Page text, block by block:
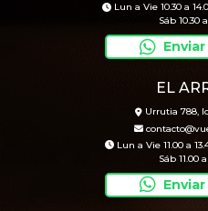
Lun a Vie 10.30 a
Sáb 10.30
EL
Urrutia 788,
Lun a Vie 11.00 a
Sáb 11.00